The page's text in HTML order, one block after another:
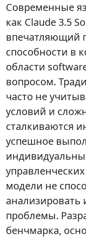
Современные
как Claude 3.5
впечатляющий
способности в
области
вопросом.
часто не
условий и
сталкиваются
успешное
модели не
проблемы.
бенчмарка,